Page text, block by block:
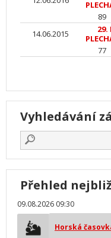
89
14.06.2015
29.
77
Vyhledávání
Přehled
09.08.2026 09:30
Horská